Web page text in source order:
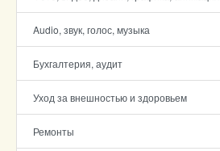
Audio, звук, голос, музыка
Бухгалтерия, аудит
Уход за внешностью и здоровьем
Ремонты